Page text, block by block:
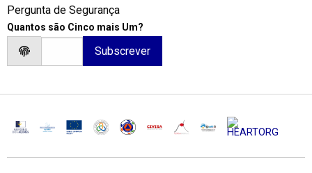
Pergunta de Segurança
Quantos são Cinco mais Um?